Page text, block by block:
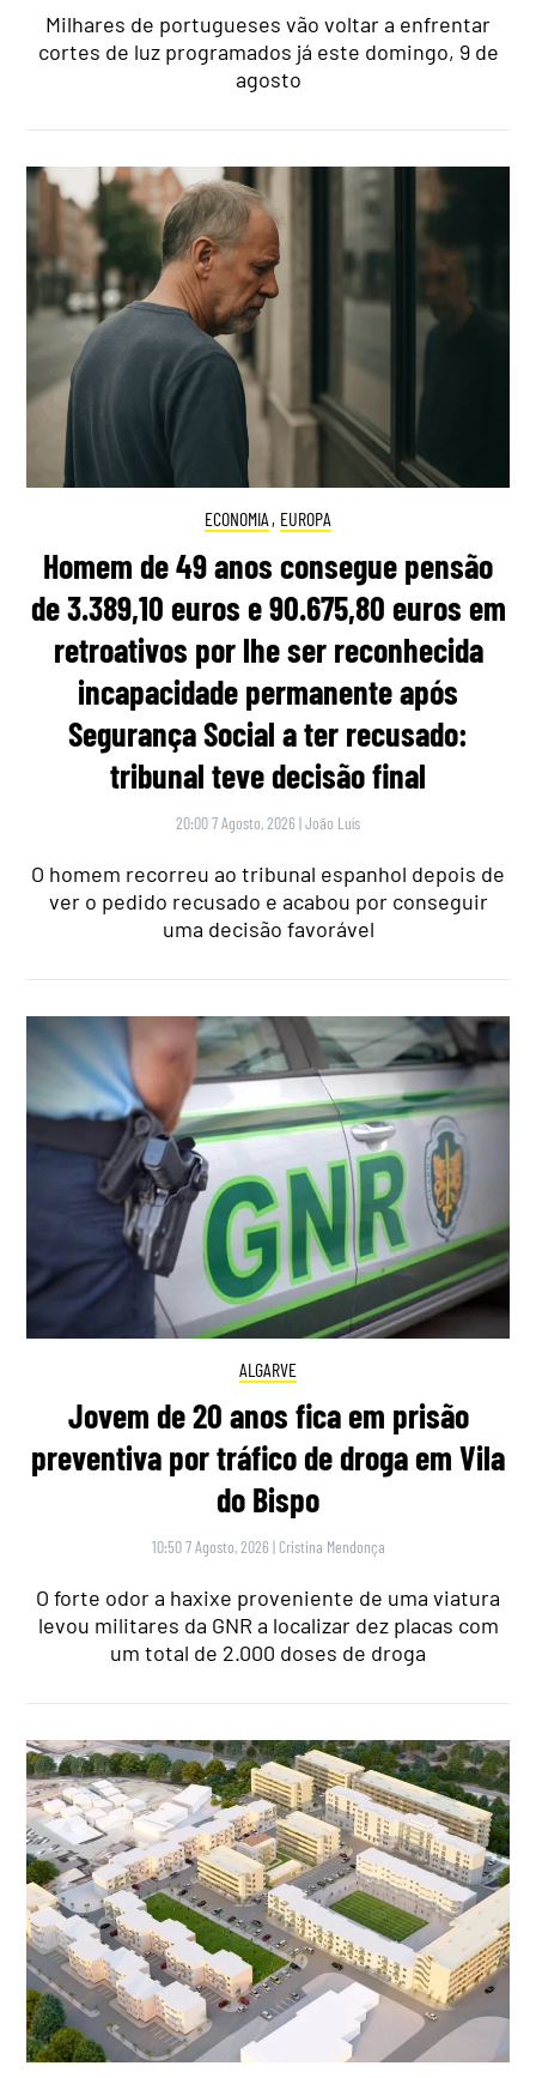
Milhares de portugueses vão voltar a enfrentar
cortes de luz programados já este domingo, 9 de
agosto
ECONOMIA , EUROPA
Homem de 49 anos consegue pensão
de 3.389,10 euros e 90.675,80 euros em
retroativos por lhe ser reconhecida
incapacidade permanente após
Segurança Social a ter recusado:
tribunal teve decisão final
20:00 7 Agosto, 2026 |João Luís
O homem recorreu ao tribunal espanhol depois de
ver o pedido recusado e acabou por conseguir
uma decisão favorável
ALGARVE
Jovem de 20 anos fica em prisão
preventiva por tráfico de droga em Vila
do Bispo
10:50 7 Agosto, 2026 | Cristina Mendonça
O forte odor a haxixe proveniente de uma viatura
levou militares da GNR a localizar dez placas com
um total de 2.000 doses de droga